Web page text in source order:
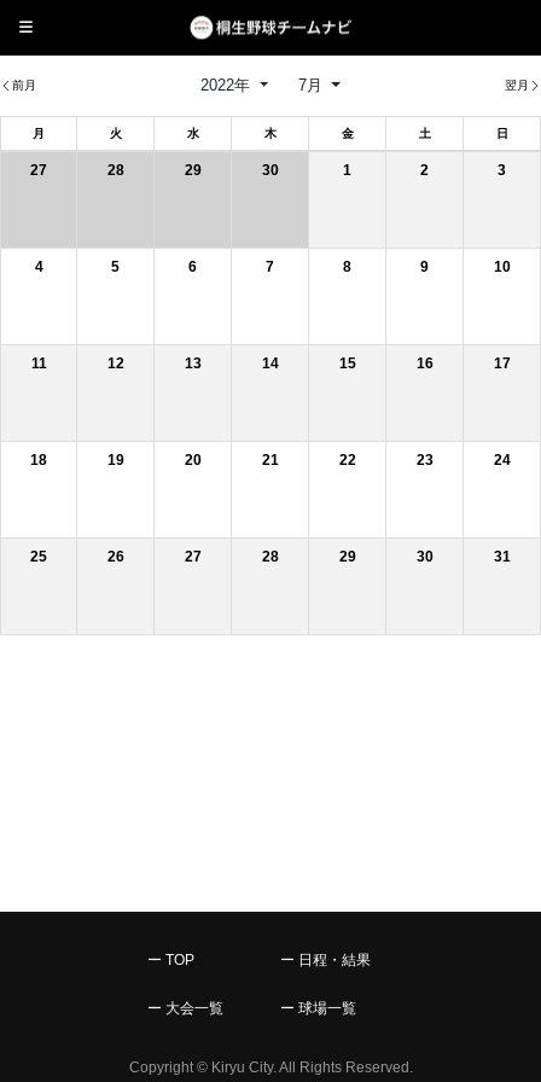
前月 2022年 7月 翌月
月 火 水 木 金 土 日
27 28 29 30 1 2 3
4 5 6 7 8 9 10
11 12 13 14 15 16 17
18 19 20 21 22 23 24
25 26 27 28 29 30 31
ー TOP ー 日程・結果
ー 大会一覧 ー 球場一覧
Copyright © Kiryu City. All Rights Reserved.